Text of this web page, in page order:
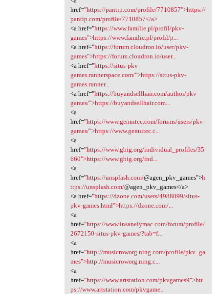
href="https://pantip.com/profile/7710857">https://
pantip.com/profile/7710857</a>
<a href="https://www.familie.pl/profil/pkv-
games">https://www.familie.pl/profil/p...
<a href="https://forum.cloudron.io/user/pkv-
games">https://forum.cloudron.io/user...
<a href="https://situs-pkv-
games.runnerspace.com/">https://situs-pkv-
games.runner...
<a href="https://buyandsellhair.com/author/pkv-
games/">https://buyandsellhair.com...
<a
href="https://www.genuitec.com/forums/users/pkv-
games/">https://www.genuitec.c...
<a
href="https://www.gbig.org/individual_profiles/35
660">https://www.gbig.org/ind...
<a
href="https://unsplash.com/@agen_pkv_games">h
ttps://unsplash.com/@agen_pkv_games</a>
<a href="https://dzone.com/users/4988099/situs-
pkv-games.html">https://dzone.com/...
<a
href="https://www.insanelymac.com/forum/profile/
2672150-situs-pkv-games/?tab=f...
<a
href="http://musicroworg.ning.com/profile/pkv_ga
mes">http://musicroworg.ning.c...
<a
href="https://www.artstation.com/pkvgames9">htt
ps://www.artstation.com/pkvgame...